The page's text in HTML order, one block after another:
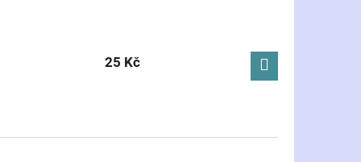
25 Kč